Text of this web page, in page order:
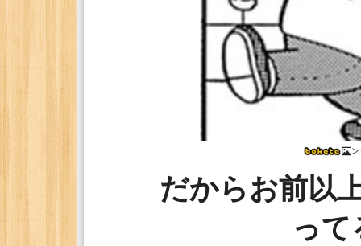
だからお前以
って